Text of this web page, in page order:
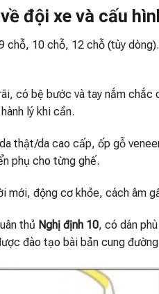
đội xe và cấu
chỗ, 10 chỗ, 12 chỗ (tùy
có bệ bước và tay nắm chắc
lý khi cần.
da thật/da cao cấp, ốp gỗ
phụ cho từng ghế.
mới, động cơ khỏe, cách âm
thủ Nghị định 10, có dán
đào tạo bài bản cung